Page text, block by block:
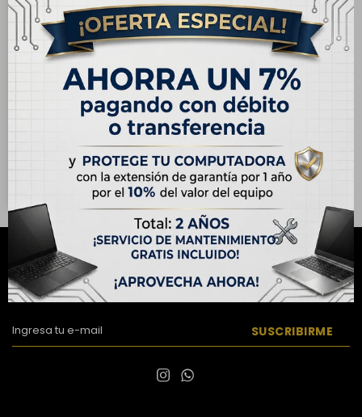
Case para Samsung
Galaxy S25
USD15,00
Hasta en 12 cuotas de
USD 1.25
¡Suscribite y recibí todas nuestras novedades!
SUSCRIBIRME
 